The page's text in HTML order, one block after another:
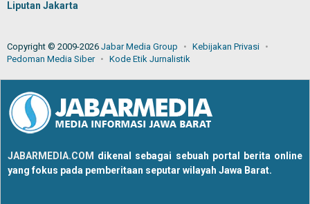
Liputan Jakarta
Copyright © 2009-2026 Jabar Media Group
Kebijakan Privasi
Pedoman Media Siber
Kode Etik Jurnalistik
JABARMEDIA.COM dikenal sebagai sebuah portal berita online
yang fokus pada pemberitaan seputar wilayah Jawa Barat.